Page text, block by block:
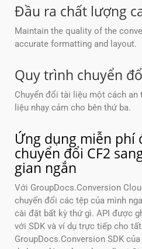
Đầu ra chất lượng
Maintain the quality of the
accurate formatting and layout.
Quy trình chuyển
Chuyển đổi tài liệu một cách
liệu nhạy cảm cho bên thứ ba.
Ứng dụng miễn phí
chuyển đổi CF2
gian ngắn
Với GroupDocs.Conversion
chuyển đổi các tệp của mình
cài đặt bất kỳ thứ gì. API được
với SDK và ví dụ trực tiếp cho
GroupDocs.Conversion SDK